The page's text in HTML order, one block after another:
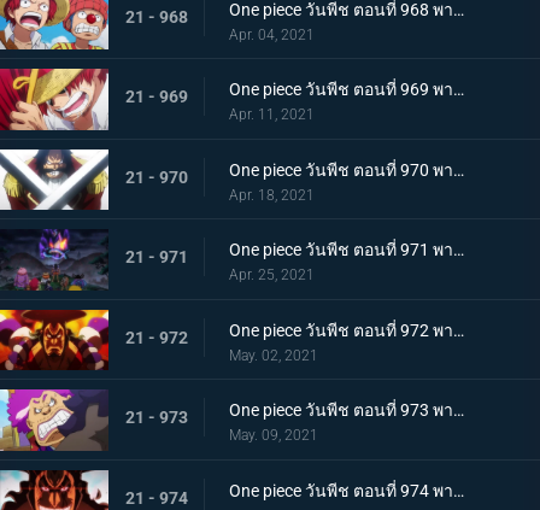
21 - 968 One piece วันพีช ตอนที่ 968 พากย์ไทย ราชาโจรสลัดถือกำเนิด ถึงแล้ว! เกาะสุดท้าย
Apr. 04, 2021
21 - 969 One piece วันพีช ตอนที่ 969 พากย์ไทย มุ่งสู่วะโนะคุนิ! โจรสลัดโรเจอร์สลายตัว!
Apr. 11, 2021
21 - 970 One piece วันพีช ตอนที่ 970 พากย์ไทย ข่าวร้าย เปิดยุคแห่งโจรสลัด
Apr. 18, 2021
21 - 971 One piece วันพีช ตอนที่ 971 พากย์ไทย บุก! โอเด้งและ 9 ปลอกดาบแดง
Apr. 25, 2021
21 - 972 One piece วันพีช ตอนที่ 972 พากย์ไทย ถึงเวลาตัดสิน! โอเด้งปะทะไคโด!
May. 02, 2021
21 - 973 One piece วันพีช ตอนที่ 973 พากย์ไทย ต้มจนตาย การต่อสู้ 1 ชั่วโมงของโอเด้ง
May. 09, 2021
21 - 974 One piece วันพีช ตอนที่ 974 พากย์ไทย โอเด้งจะไม่ใช่โอเด้งถ้าไม่ต้ม!